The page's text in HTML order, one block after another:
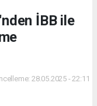
İBB ile
28.05.2025 - 22:11